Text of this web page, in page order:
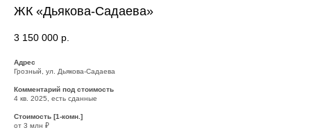
ЖК «Дьякова-Садаева»
3 150 000 р.
Адрес
Грозный, ул. Дьякова-Садаева
Комментарий под стоимость
4 кв. 2025, есть сданные
Стоимость [1-комн.]
от 3 млн ₽